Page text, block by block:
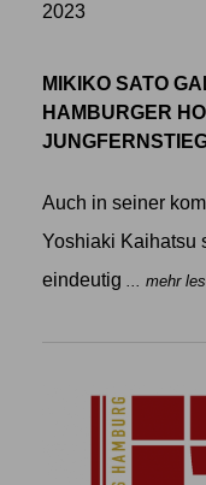
2023
MIKIKO SATO
HAMBURGER
Auch in seiner
Yoshiaki Kaihatsu
eindeutig ... mehr